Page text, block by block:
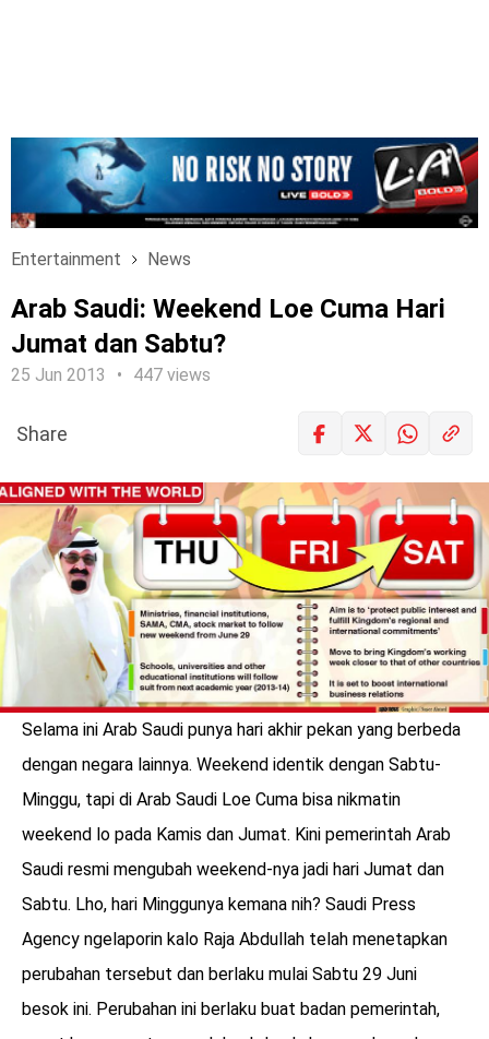
Entertainment News
Arab Saudi: Weekend Loe Cuma Hari
Jumat dan Sabtu?
25 Jun 2013 447 views
benefit
LOGIN
Share
Selama ini Arab Saudi punya hari akhir pekan yang berbeda
dengan negara lainnya. Weekend identik dengan Sabtu-
Minggu, tapi di Arab Saudi Loe Cuma bisa nikmatin
weekend lo pada Kamis dan Jumat. Kini pemerintah Arab
Saudi resmi mengubah weekend-nya jadi hari Jumat dan
Sabtu. Lho, hari Minggunya kemana nih? Saudi Press
Agency ngelaporin kalo Raja Abdullah telah menetapkan
perubahan tersebut dan berlaku mulai Sabtu 29 Juni
besok ini. Perubahan ini berlaku buat badan pemerintah,